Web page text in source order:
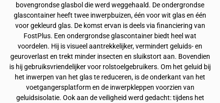
bovengrondse glasbol die werd weggehaald. De ondergrondse
glascontainer heeft twee inwerpbuizen, één voor wit glas en één
voor gekleurd glas. De komst ervan is deels via financiering van
FostPlus. Een ondergrondse glascontainer biedt heel wat
voordelen. Hij is visueel aantrekkelijker, vermindert geluids- en
geuroverlast en trekt minder insecten en sluikstort aan. Bovendien
is hij gebruiksvriendelijker voor rolstoelgebruikers. Om het geluid bij
het inwerpen van het glas te reduceren, is de onderkant van het
voetgangersplatform en de inwerpkleppen voorzien van
geluidsisolatie. Ook aan de veiligheid werd gedacht: tijdens het